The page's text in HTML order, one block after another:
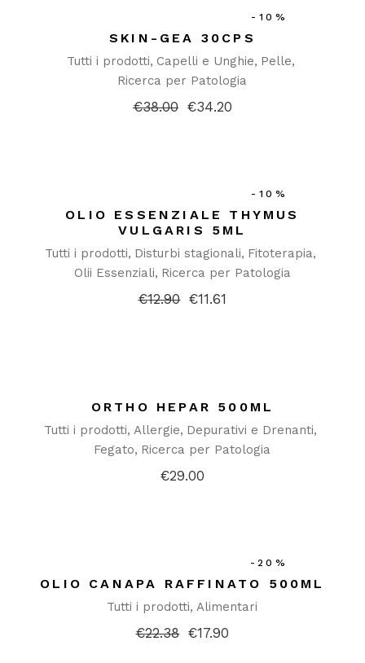
-10%
SKIN-GEA 30CPS
Tutti i prodotti Capelli e Unghie Pelle
Ricerca per Patologia
€38.00 Il€34.20
Il
-10%
OLIO ESSENZIALE THYMUS
VULGARIS 5ML
Tutti i prodotti Disturbi stagionali Fitoterapia
Olii Essenziali Ricerca per Patologia
€12.90 Il€11.61
Il
ORTHO HEPAR 500ML
Tutti i prodotti Allergie Depurativi e Drenanti
Fegato Ricerca per Patologia
€29.00
-20%
OLIO CANAPA RAFFINATO 500ML
Tutti i prodotti Alimentari
€22.38 Il€17.90
Il